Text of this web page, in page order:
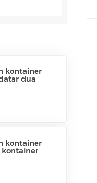
kontainer
dua
Cina
kontainer